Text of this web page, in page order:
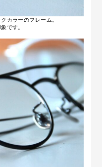
カラーのフレーム。
です。